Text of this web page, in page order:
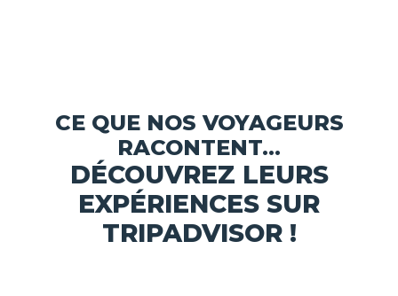
CE QUE NOS VOYAGEURS
RACONTENT...
DÉCOUVREZ LEURS
EXPÉRIENCES SUR
TRIPADVISOR !